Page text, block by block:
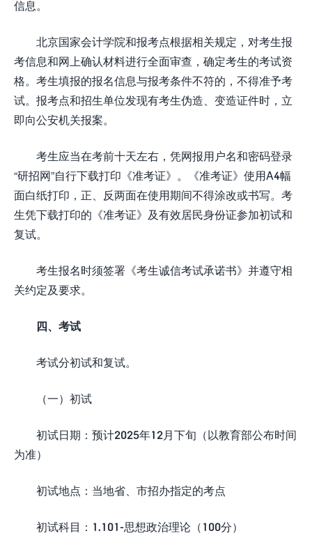
信息。
北京国家会计学院和报考点根据相关规定，对考生报
考信息和网上确认材料进行全面审查，确定考生的考试资
格。考生填报的报名信息与报考条件不符的，不得准予考
试。报考点和招生单位发现有考生伪造、变造证件时，立
即向公安机关报案。
考生应当在考前十天左右，凭网报用户名和密码登录
“研招网”自行下载打印《准考证》。《准考证》使用A4幅
面白纸打印，正、反两面在使用期间不得涂改或书写。考
生凭下载打印的《准考证》及有效居民身份证参加初试和
复试。
考生报名时须签署《考生诚信考试承诺书》并遵守相
关约定及要求。
四、考试
考试分初试和复试。
（一）初试
初试日期：预计2025年12月下旬（以教育部公布时间
为准）
初试地点：当地省、市招办指定的考点
初试科目：1.101-思想政治理论（100分）